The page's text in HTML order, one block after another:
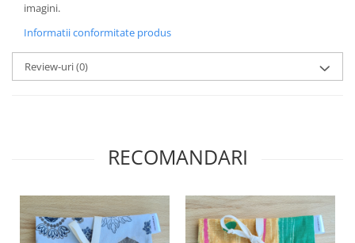
călătorie
Sac reutilizabil pentru fructe și
legume
Card cadou
TOATE Bijuteriile și Accesoriile
TOATE Produsele Personalizate
imagini.
Informatii conformitate produs
Review-uri(0)
RECOMANDARI